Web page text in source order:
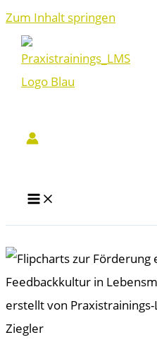
Zum Inhalt springen